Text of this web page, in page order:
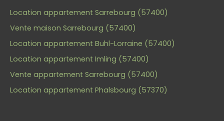
Location appartement Sarrebourg (57400)
Vente maison Sarrebourg (57400)
Location appartement Buhl-Lorraine (57400)
Location appartement Imling (57400)
Vente appartement Sarrebourg (57400)
Location appartement Phalsbourg (57370)